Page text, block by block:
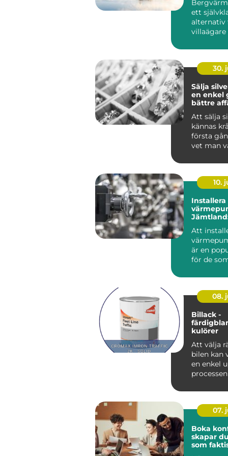
ett
alternativ
villaägare
30.
Sälja
en enkel
bättre
Att sälja
kännas
första
vet man
m...
10.
Installera
Att
är en
för de
08.
Billack -
kulörer
Att välja
bilen kan
en enkel
07.
Boka
skapar
som